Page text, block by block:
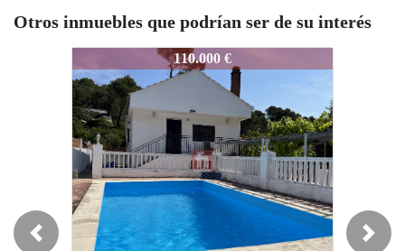
Otros inmuebles que podrían ser de su interés
110.000 €
Previous Next